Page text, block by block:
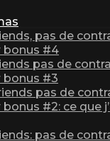
pas de
bonus #4
pas de
bonus #3
pas de
bonus #2: ce que
pas de